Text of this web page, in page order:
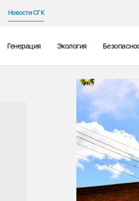
Новости СГК
Генерация Экология